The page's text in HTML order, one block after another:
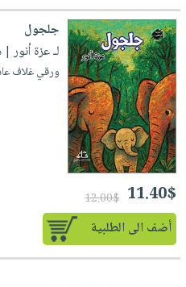
حقائب
حلي
عناية
بالذات
صابون
أطفال
مناسبات
عن
الشركة
سياسة
الشركة
فيديوهات
أسئلة
يتكرر
طرحها
خدمات
نيل
وفرات
حسابك
لائحة
الأمنيات
عربة
التسوق
نشرة
الإصدارات
جلجول
لـ عزة أنور|
ورقي غلاف
11.40$
12.00$
أضف الى الطلبية